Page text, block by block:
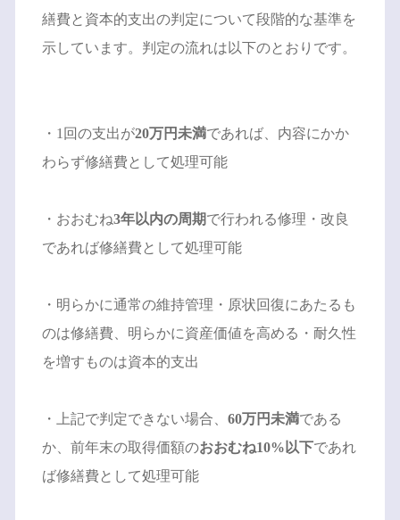
繕費と資本的支出の判定について段階的な基準を
示しています。判定の流れは以下のとおりです。
・1回の支出が20万円未満であれば、内容にかか
わらず修繕費として処理可能
・おおむね3年以内の周期で行われる修理・改良
であれば修繕費として処理可能
・明らかに通常の維持管理・原状回復にあたるも
のは修繕費、明らかに資産価値を高める・耐久性
を増すものは資本的支出
・上記で判定できない場合、 60万円未満である
か、前年末の取得価額のおおむね10%以下であれ
ば修繕費として処理可能